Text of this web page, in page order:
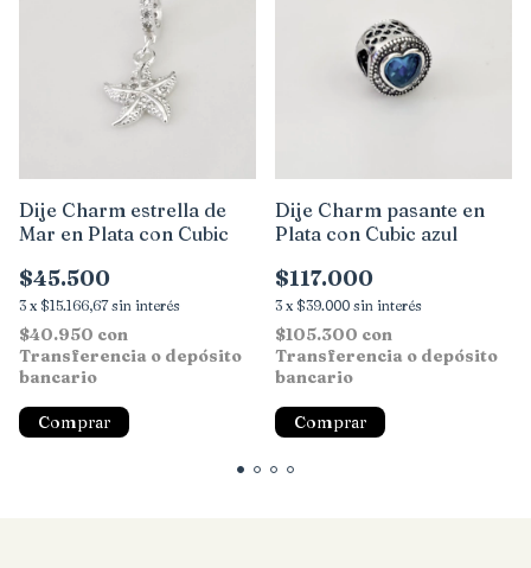
Dije Charm estrella de
Mar en Plata con Cubic
$45.500
3 x $15.166,67 sin interés
$40.950 con
Transferencia o depósito
bancario
Dije Charm pasante en
Plata con Cubic azul
$117.000
3 x $39.000 sin interés
$105.300 con
Transferencia o depósito
bancario